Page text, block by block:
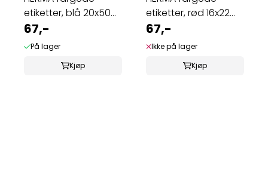
etiketter, blå 20x50
mm (480 stk)
67,-
På lager
Kjøp
etiketter, rød 16x22
mm (1344 stk)
67,-
Ikke på lager
Kjøp